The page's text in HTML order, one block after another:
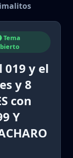
Tema
y el
y 8
con
Y